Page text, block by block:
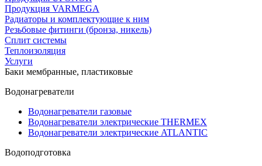
Продукция VARMEGA
Радиаторы и комплектующие к ним
Резьбовые фитинги (бронза, никель)
Сплит системы
Теплоизоляция
Услуги
Баки мембранные, пластиковые
Водонагреватели
Водонагреватели газовые
Водонагреватели электрические THERMEX
Водонагреватели электрические ATLANTIC
Водоподготовка